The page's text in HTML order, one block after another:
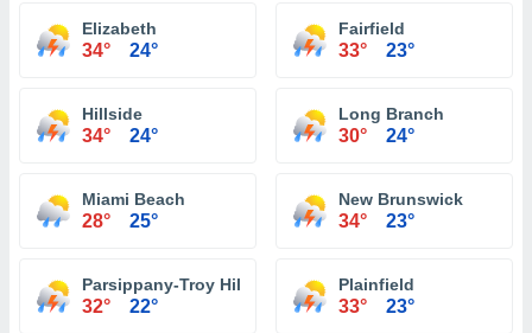
Elizabeth
34° 24°
Fairfield
33° 23°
Hillside
34° 24°
Long Branch
30° 24°
Miami Beach
28° 25°
New Brunswick
34° 23°
Parsippany-Troy Hills
32° 22°
Plainfield
33° 23°